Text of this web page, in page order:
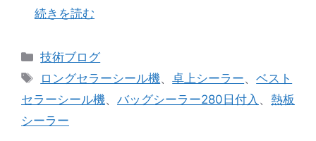
続きを読む
カ
テ
リ
ー
技術ブログ
タ
グ
ロングセラーシール機、卓上シーラー、ベスト
セラーシール機、 バッグシーラー280日付入 、 熱板
シーラー